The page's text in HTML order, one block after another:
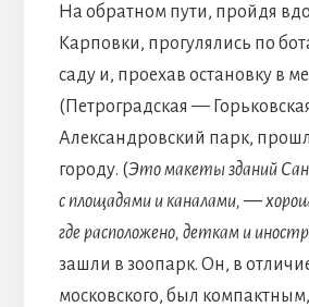
На обратном пути, пройдя
Карповки, прогулялись по
саду и, проехав остановку в
(Петроградская —
Александровский парк,
городу. (Это макеты зданий
с площадями и каналами, —
где расположено, деткам и
зашли в зоопарк. Он, в
московского, был